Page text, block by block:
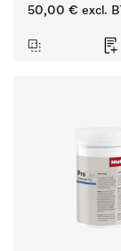
effectief
50,00 € excl.